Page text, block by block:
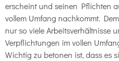
erscheint und seinen Pflichten
vollem Umfang nachkommt.
nur so viele Arbeitsverhältnisse
Verpflichtungen im vollen
Wichtig zu betonen ist, dass es